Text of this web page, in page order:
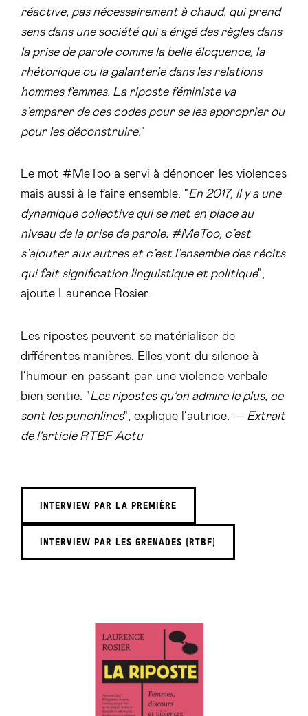
réactive, pas nécessairement à chaud, qui prend
sens dans une société qui a érigé des règles dans
la prise de parole comme la belle éloquence, la
rhétorique ou la galanterie dans les relations
hommes femmes. La riposte féministe va
s’emparer de ces codes pour se les approprier ou
pour les déconstruire."
Le mot #MeToo a servi à dénoncer les violences
mais aussi à le faire ensemble. "En 2017, il y a une
dynamique collective qui se met en place au
niveau de la prise de parole. #MeToo, c’est
s’ajouter aux autres et c’est l’ensemble des récits
qui fait signification linguistique et politique",
ajoute Laurence Rosier.
Les ripostes peuvent se matérialiser de
différentes manières. Elles vont du silence à
l’humour en passant par une violence verbale
bien sentie. "Les ripostes qu’on admire le plus, ce
sont les punchlines", explique l’autrice. — Extrait
de l'articleRTBF Actu
INTERVIEW PAR LA PREMIÈRE
INTERVIEW PAR LES GRENADES (RTBF)